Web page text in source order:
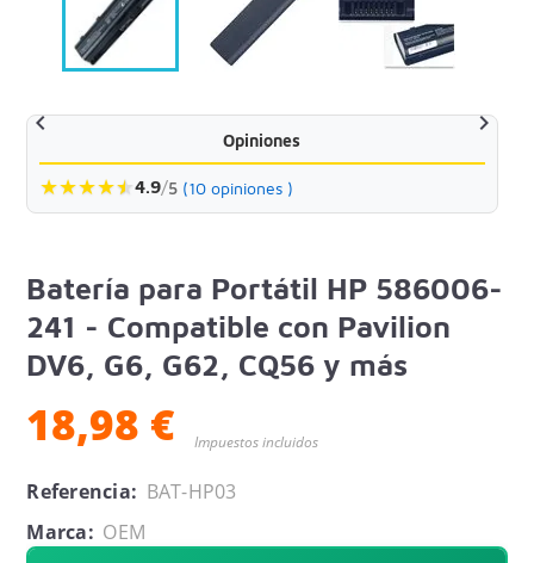
 
Opiniones
★★★★★
★4.9/5 (10 opiniones )
Batería para Portátil HP 586006-
241 - Compatible con Pavilion
DV6, G6, G62, CQ56 y más
18,98 € Impuestos incluidos
Referencia: BAT-HP03
Marca: OEM